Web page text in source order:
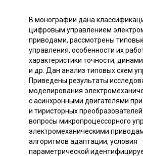
В монографии дана
цифровым управлением
приводами, рассмотрены
управления, особенности их
характеристики точности,
и др. Дан анализ типовых схем
Приведены результаты
моделирования
с асинхронными двигателями при
и тиристорных
вопросы микропроцессорного
электромеханическими
алгоритмов адаптации, условия
параметрической